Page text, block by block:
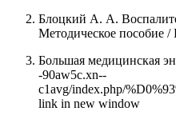
Блоцкий А. А.
Методическое пособие
Большая медицинская
-90aw5c.xn--
c1avg/index.php/
link in new window